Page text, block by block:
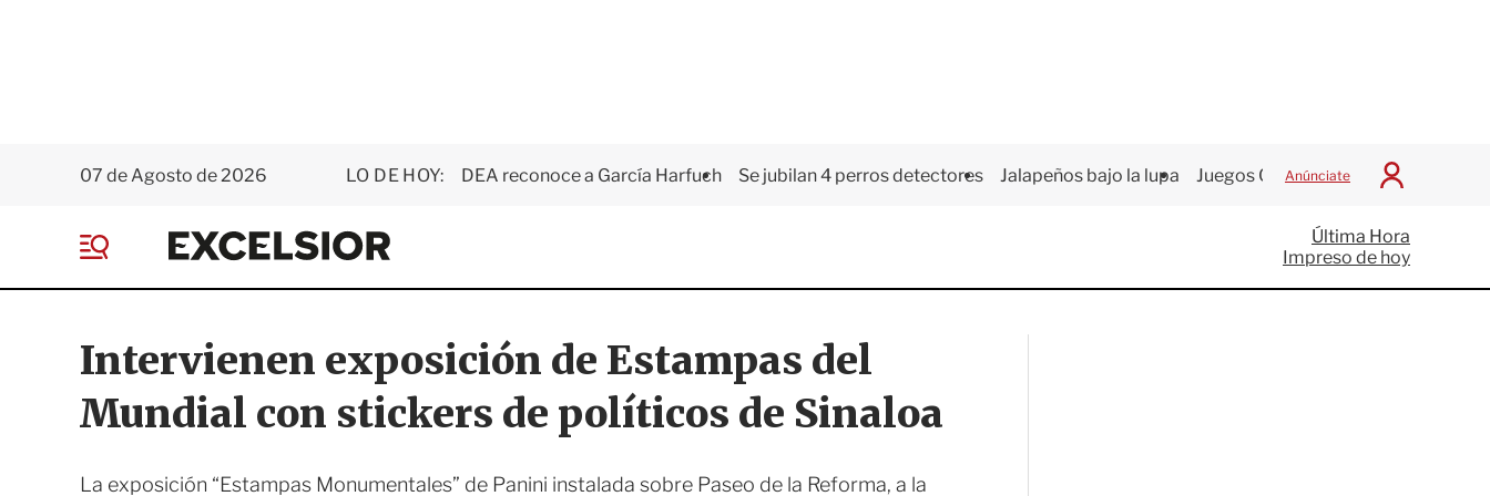
07 de Agosto de 2026 LO DE HOY: DEA reconoce a García Harfuch Se jubilan 4 perros detectores Jalapeños bajo la lupa Juegos Centroamericanos
Anúnciate
I
c
i
a
E
x
e
i
o
e
Última Hora
Impreso de hoy
Intervienen exposición de Estampas del
Mundial con stickers de políticos de Sinaloa
La exposición “Estampas Monumentales” de Panini instalada sobre Paseo de la Reforma, a la